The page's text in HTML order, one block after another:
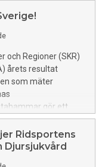
och Regioner (SKR)
årets resultat
som mäter
gör ett
tre i Sverige bland
av 56 deltagande
handlar om
Ridsportens
Djursjukvård